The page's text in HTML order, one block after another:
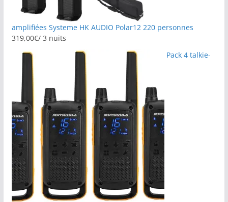
amplifiées Systeme HK AUDIO Polar12 220 personnes
319,00€/ 3 nuits
Pack 4 talkie-